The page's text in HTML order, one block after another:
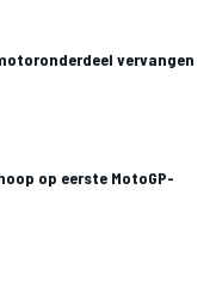
vervangen
op eerste MotoGP-